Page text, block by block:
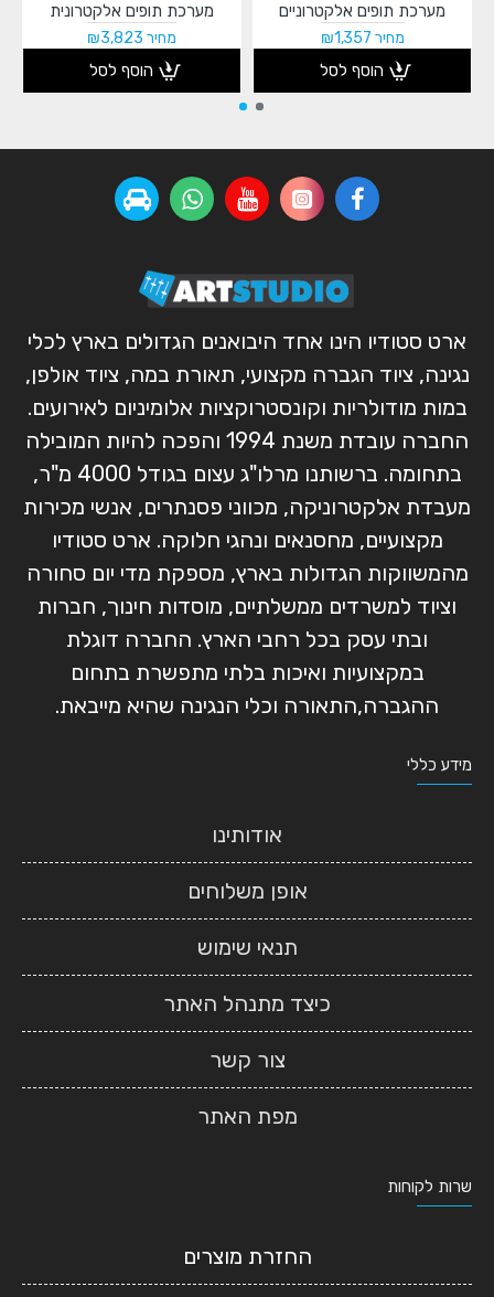
מערכת תופים אלקטרוניים
מחיר ₪1,357
הוסף לסל
מערכת תופים אלקטרונית
מחיר ₪3,823
הוסף לסל
ארט סטודיו הינו אחד היבואנים הגדולים בארץ לכלי
נגינה, ציוד הגברה מקצועי, תאורת במה, ציוד אולפן,
במות מודולריות וקונסטרוקציות אלומיניום לאירועים.
החברה עובדת משנת 1994 והפכה להיות המובילה
בתחומה. ברשותנו מרלו"ג עצום בגודל 4000 מ"ר,
מעבדת אלקטרוניקה, מכווני פסנתרים, אנשי מכירות
מקצועיים, מחסנאים ונהגי חלוקה. ארט סטודיו
מהמשווקות הגדולות בארץ, מספקת מדי יום סחורה
וציוד למשרדים ממשלתיים, מוסדות חינוך, חברות
ובתי עסק בכל רחבי הארץ. החברה דוגלת
במקצועיות ואיכות בלתי מתפשרת בתחום
ההגברה,התאורה וכלי הנגינה שהיא מייבאת.
מידע כללי
אודותינו
אופן משלוחים
תנאי שימוש
כיצד מתנהל האתר
צור קשר
מפת האתר
שרות לקוחות
החזרת מוצרים